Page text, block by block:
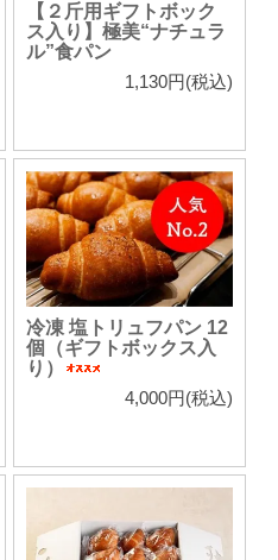
【２斤用ギフトボック
ス入り】極美“ナチュラ
ル”食パン
1,130円(税込)
冷凍 塩トリュフパン 12
個（ギフトボックス入
り）
4,000円(税込)